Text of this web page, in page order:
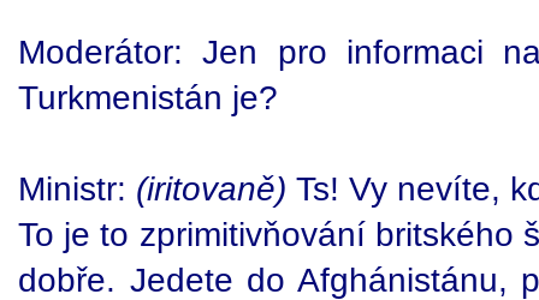
Moderátor: Jen pro informaci
Turkmenistán je?
Ministr: (iritovaně) Ts! Vy nevíte,
To je to zprimitivňování britského
dobře. Jedete do Afghánistánu,